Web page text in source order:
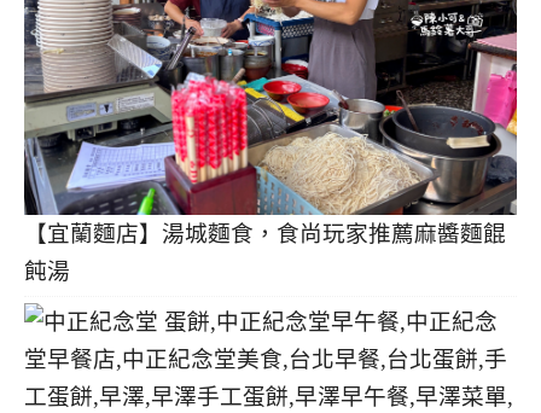
【宜蘭麵店】湯城麵食，食尚玩家推薦麻醬麵餛
飩湯